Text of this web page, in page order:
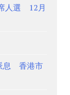
人選 12月
息 香港市